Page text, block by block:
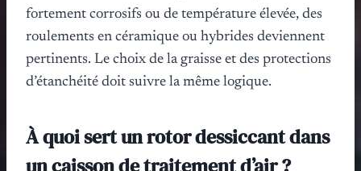
fortement corrosifs ou de température élevée, des
roulements en céramique ou hybrides deviennent
pertinents. Le choix de la graisse et des protections
d’étanchéité doit suivre la même logique.
À quoi sert un rotor dessiccant dans
un caisson de traitement d’air ?